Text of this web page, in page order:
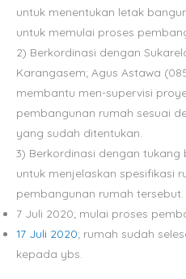
untuk menentukan letak
untuk memulai proses
2) Berkordinasi dengan
Karangasem; Agus Astawa
membantu men-supervisi
pembangunan rumah sesuai
yang sudah ditentukan.
3) Berkordinasi dengan
untuk menjelaskan spesifikasi
pembangunan rumah tersebut.
7 Juli 2020; mulai proses
17 Juli 2020; rumah sudah
kepada ybs.